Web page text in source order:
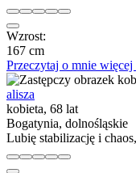
Wzrost:
167 cm
Przeczytaj o mnie więcej
alisza
kobieta, 68 lat
Bogatynia, dolnośląskie
Lubię stabilizację i